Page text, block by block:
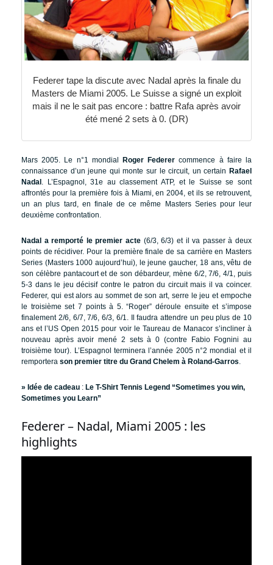
Federer tape la discute avec Nadal après la finale du
Masters de Miami 2005. Le Suisse a signé un exploit
mais il ne le sait pas encore : battre Rafa après avoir
été mené 2 sets à 0. (DR)
Mars 2005. Le n°1 mondial Roger Federer commence à faire la
connaissance d’un jeune qui monte sur le circuit, un certain Rafael
Nadal . L’Espagnol, 31e au classement ATP, et le Suisse se sont
affrontés pour la première fois à Miami, en 2004, et ils se retrouvent,
un an plus tard, en finale de ce même Masters Series pour leur
deuxième confrontation.
Nadal a remporté le premier acte (6/3, 6/3) et il va passer à deux
points de récidiver. Pour la première finale de sa carrière en Masters
Series (Masters 1000 aujourd’hui), le jeune gaucher, 18 ans, vêtu de
son célèbre pantacourt et de son débardeur, mène 6/2, 7/6, 4/1, puis
5-3 dans le jeu décisif contre le patron du circuit mais il va coincer.
Federer, qui est alors au sommet de son art, serre le jeu et empoche
le troisième set 7 points à 5. “Roger” déroule ensuite et s’impose
finalement 2/6, 6/7, 7/6, 6/3, 6/1. Il faudra attendre un peu plus de 10
ans et l’US Open 2015 pour voir le Taureau de Manacor s’incliner à
nouveau après avoir mené 2 sets à 0 (contre Fabio Fognini au
troisième tour). L’Espagnol terminera l’année 2005 n°2 mondial et il
remportera son premier titre du Grand Chelem à Roland-Garros.
» Idée de cadeau : Le T-Shirt Tennis Legend “Sometimes you win,
Sometimes you Learn”
Federer – Nadal, Miami 2005 : les
highlights